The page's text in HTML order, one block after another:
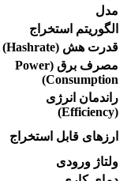
مدل
الگوریتم استخراج
قدرت هش (Hashrate)
مصرف برق (Power
Consumption)
راندمان انرژی
(Efficiency)
ارزهای قابل استخراج
ولتاژ ورودی